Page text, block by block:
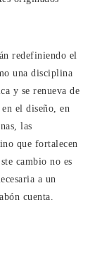
redefiniendo el
una disciplina
y se renueva de
el diseño, en
las
que fortalecen
cambio no es
a un
cuenta.